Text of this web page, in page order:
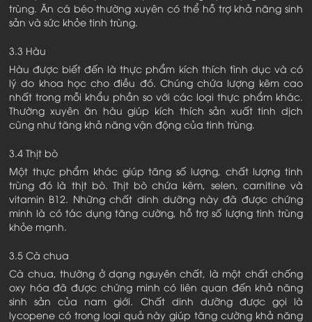
trùng. Ăn cá béo thường xuyên có thể hỗ trợ khả năng sinh
sản và sức khỏe tinh trùng.
3.3 Hàu
Hàu được biết đến là thực phẩm kích thích tình dục và có
lý do khoa học cho điều đó. Chúng chứa lượng kẽm cao
nhất trong mỗi khẩu phần so với các loại thực phẩm khác.
Thường xuyên ăn hàu giúp kích thích sản xuất tinh dịch
cũng như tăng khả năng vận động của tinh trùng.
3.4 Thịt bò
Một thực phẩm khác giúp tăng số lượng, chất lượng tinh
trùng đó là thịt bò. Thịt bò chứa kẽm, selen, carnitine và
vitamin B12. Những chất dinh dưỡng này đã được chứng
minh là có tác dụng tăng cường, hỗ trợ số lượng tinh trùng
khỏe mạnh.
3.5 Cà chua
Cà chua, thường ở dạng nguyên chất, là một chất chống
oxy hóa đã được chứng minh có liên quan đến khả năng
sinh sản của nam giới. Chất dinh dưỡng được gọi là
lycopene có trong loại quả này giúp tăng cường khả năng